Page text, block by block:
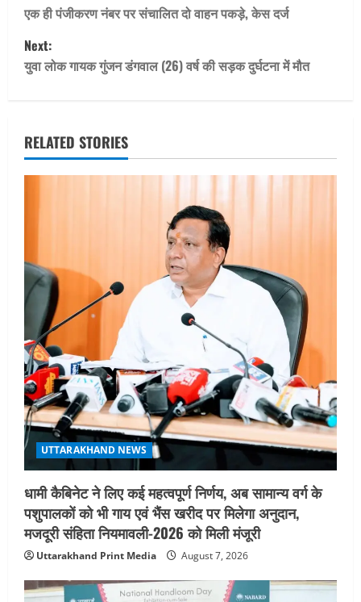
o
s
a
g
a
i
o
n
एक ही पंजीकरण नंबर पर संचालित दो वाहन पकड़े, केस दर्ज
Next:
युवा लोक गायक गुंजन डंगवाल (26) वर्ष की सड़क दुर्घटना में मौत
RELATED STORIES
UTTARAKHAND NEWS
धामी कैबिनेट ने लिए कई महत्वपूर्ण निर्णय, अब सामान्य वर्ग के
पशुपालकों को भी गाय एवं भैंस खरीद पर मिलेगा अनुदान,
मजदूरी संहिता नियमावली-2026 को मिली मंजूरी
Uttarakhand Print Media August 7, 2026